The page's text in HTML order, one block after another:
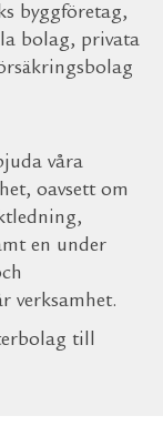
byggföretag,
bolag, privata
våra
oavsett om
en under
verksamhet.
till